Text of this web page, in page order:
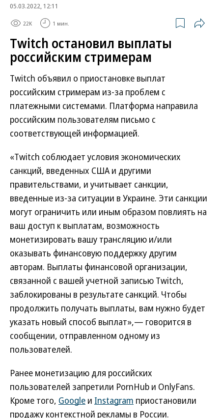
05.03.2022, 12:11
22K 1 мин.
Twitch остановил выплаты
российским стримерам
Twitch объявил о приостановке выплат
российским стримерам из-за проблем с
платежными системами. Платформа направила
российским пользователям письмо с
соответствующей информацией.
«Twitch соблюдает условия экономических
санкций, введенных США и другими
правительствами, и учитывает санкции,
введенные из-за ситуации в Украине. Эти санкции
могут ограничить или иным образом повлиять на
ваш доступ к выплатам, возможность
монетизировать вашу трансляцию и/или
оказывать финансовую поддержку другим
авторам. Выплаты финансовой организации,
связанной с вашей учетной записью Twitch,
заблокированы в результате санкций. Чтобы
продолжить получать выплаты, вам нужно будет
указать новый способ выплат»,— говорится в
сообщении, отправленном одному из
пользователей.
Ранее монетизацию для российских
пользователей запретили PornHub и OnlyFans.
Кроме того, Google и Instagram приостановили
продажу контекстной рекламы в России.